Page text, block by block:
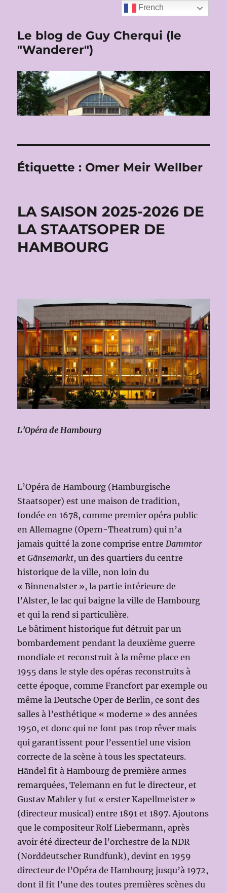
Le blog de Guy Cherqui (le
"Wanderer")
Étiquette : Omer Meir Wellber
LA SAISON 2025-2026 DE
LA STAATSOPER DE
HAMBOURG
L’Opéra de Hambourg
L’Opéra de Hambourg (Hamburgische
Staatsoper) est une maison de tradition,
fondée en 1678, comme premier opéra public
en Allemagne (Opern-Theatrum) qui n’a
jamais quitté la zone comprise entreDammtor
etGänsemarkt, un des quartiers du centre
historique de la ville, non loin du
« Binnenalster », la partie intérieure de
l’Alster, le lac qui baigne la ville de Hambourg
et qui la rend si particulière.
Le bâtiment historique fut détruit par un
bombardement pendant la deuxième guerre
mondiale et reconstruit à la même place en
1955 dans le style des opéras reconstruits à
cette époque, comme Francfort par exemple ou
même la Deutsche Oper de Berlin, ce sont des
salles à l’esthétique « moderne » des années
1950, et donc qui ne font pas trop rêver mais
qui garantissent pour l’essentiel une vision
correcte de la scène à tous les spectateurs.
Händel fit à Hambourg de première armes
remarquées, Telemann en fut le directeur, et
Gustav Mahler y fut « erster Kapellmeister »
(directeur musical) entre 1891 et 1897. Ajoutons
que le compositeur Rolf Liebermann, après
avoir été directeur de l’orchestre de la NDR
(Norddeutscher Rundfunk), devint en 1959
directeur de l’Opéra de Hambourg jusqu’à 1972,
dont il fit l’une des toutes premières scènes du
French